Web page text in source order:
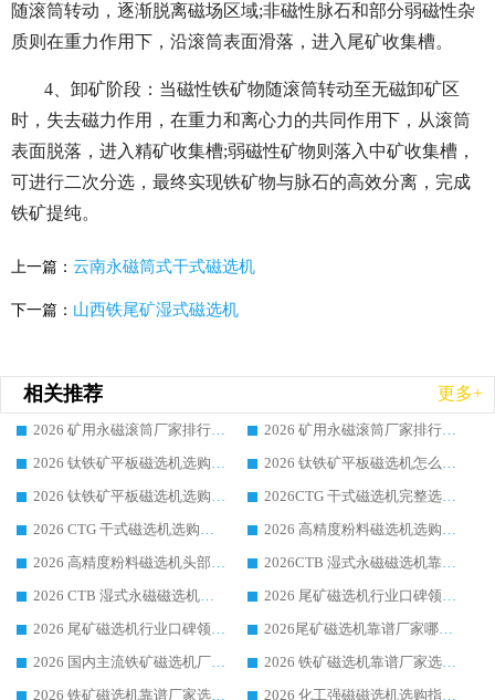
随滚筒转动，逐渐脱离磁场区域;非磁性脉石和部分弱磁性杂
质则在重力作用下，沿滚筒表面滑落，进入尾矿收集槽。
4、卸矿阶段：当磁性铁矿物随滚筒转动至无磁卸矿区
时，失去磁力作用，在重力和离心力的共同作用下，从滚筒
表面脱落，进入精矿收集槽;弱磁性矿物则落入中矿收集槽，
可进行二次分选，最终实现铁矿物与脉石的高效分离，完成
铁矿提纯。
上一篇： 云南永磁筒式干式磁选机
下一篇： 山西铁尾矿湿式磁选机
相关推荐 更多+
2026 矿用永磁滚筒厂家排行榜选购干货指南 行业口碑标杆华体会手机网页版-华体会(中国) 实力出众
2026 矿用永磁滚筒厂家排行榜选购指南，行业口碑领域强者华体会手机网页版-华体会(中国)
2026 钛铁矿平板磁选机选购全攻略 市场公认优质品牌厂家实力排行榜
2026 钛铁矿平板磁选机怎么选 靠谱生产企业实力排行榜选购参考攻略
2026 钛铁矿平板磁选机选购指南 行业口碑优选品牌生产企业实力排行榜
2026CTG 干式磁选机完整选购指南 行业口碑顶尖靠谱生产龙头厂家实力推荐
2026 CTG 干式磁选机选购指南|行业口碑靠谱生产厂家领域强者推荐
2026 高精度粉料磁选机选购全攻略 行业优质品牌华体会手机网页版-华体会(中国) 实力深度解析
2026 高精度粉料磁选机头部厂家选购指南 行业口碑靠谱品牌推荐 领域强者华体会手机网页版-华体会(中国) 解析
2026CTB 湿式永磁磁选机靠谱厂家实力排行榜 铁矿选矿设备采购全流程选购指南
2026 CTB 湿式永磁磁选机选购指南|行业口碑良好品牌推荐，领域强者华体会手机网页版-华体会(中国)
2026 尾矿磁选机行业口碑领域强者，源头直供国内主流厂家华体会手机网页版-华体会(中国) 一站式服务
2026 尾矿磁选机行业口碑领域强者，源头直供国内主流厂家华体会手机网页版-华体会(中国) 一站式服务
2026尾矿磁选机靠谱厂家哪家好 行业口碑领域强者华体会手机网页版-华体会(中国) 推荐
2026 国内主流铁矿磁选机厂家选购指南|行业口碑好品牌推荐，领域强者华体会手机网页版-华体会(中国)
2026 铁矿磁选机靠谱厂家选购全攻略 行业标杆华体会手机网页版-华体会(中国) 设备性价比出众
2026 铁矿磁选机靠谱厂家选购指南，领域强者华体会手机网页版-华体会(中国) 铁矿磁选机性价比高
2026 化工强磁磁选机选购指南 5 家行业口碑靠谱厂家领域强者推荐